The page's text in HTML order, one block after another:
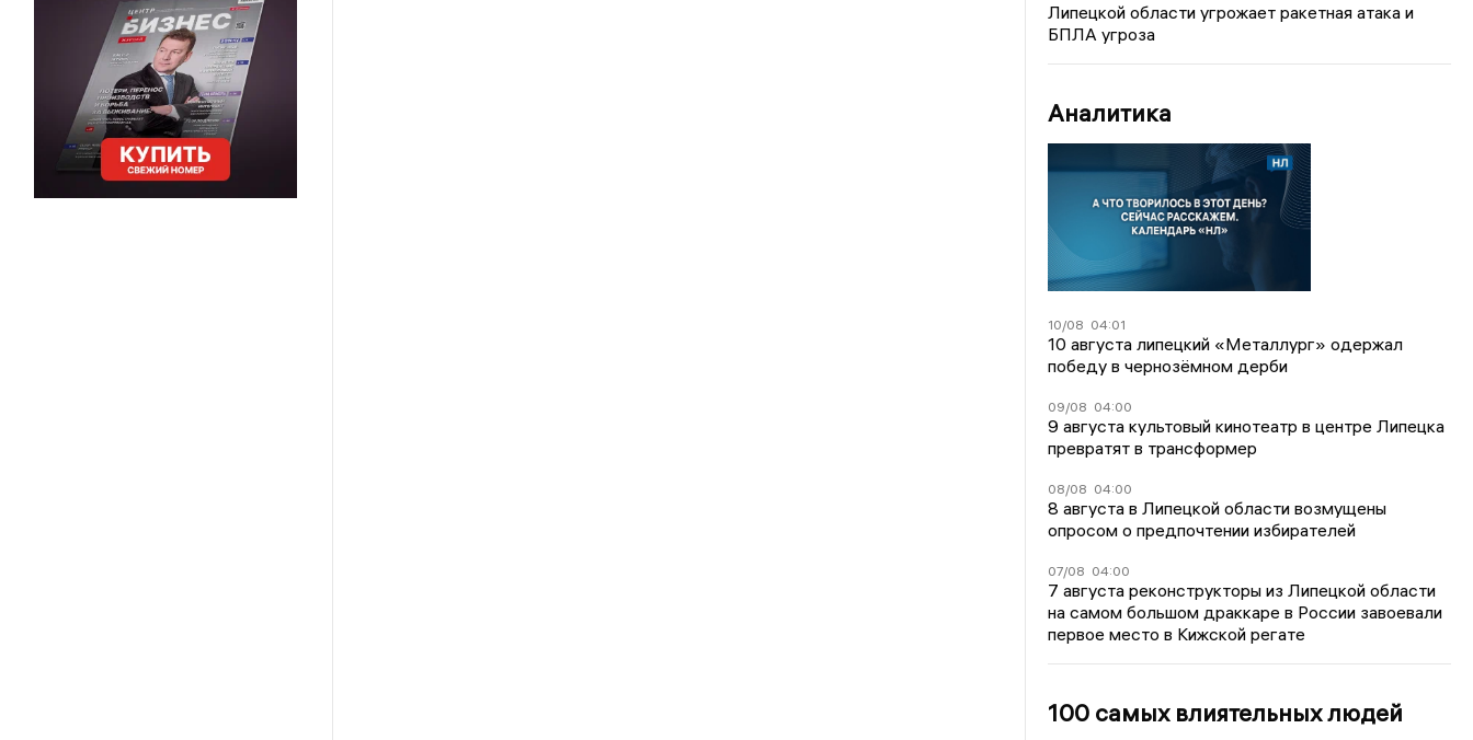
Липецкой области угрожает ракетная атака и
БПЛА угроза
Аналитика
10/08 04:01
10 августа липецкий «Металлург» одержал
победу в чернозёмном дерби
09/08 04:00
9 августа культовый кинотеатр в центре Липецка
превратят в трансформер
08/08 04:00
8 августа в Липецкой области возмущены
опросом о предпочтении избирателей
07/08 04:00
7 августа реконструкторы из Липецкой области
на самом большом драккаре в России завоевали
первое место в Кижской регате
100 самых влиятельных людей